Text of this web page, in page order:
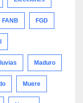
FANB FGD
Maduro
Muere